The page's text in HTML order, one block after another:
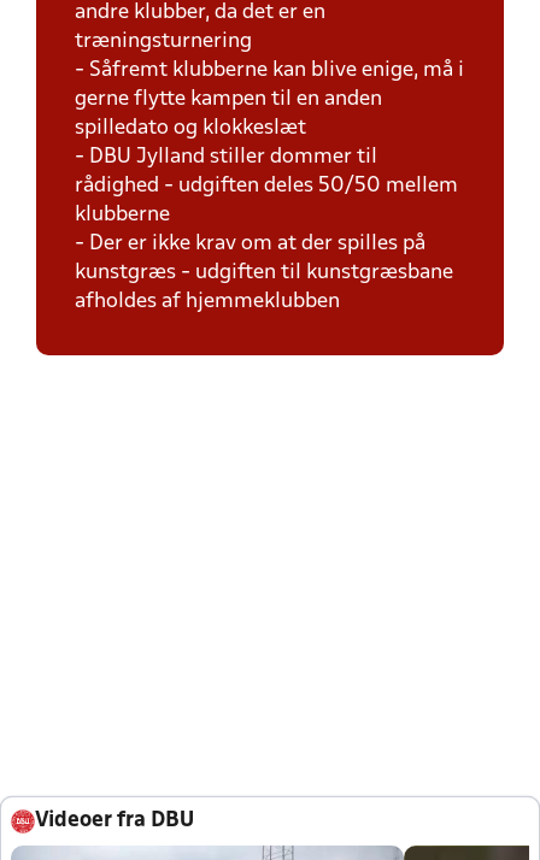
andre klubber, da det er en
træningsturnering
- Såfremt klubberne kan blive enige, må i
gerne flytte kampen til en anden
spilledato og klokkeslæt
- DBU Jylland stiller dommer til
rådighed - udgiften deles 50/50 mellem
klubberne
- Der er ikke krav om at der spilles på
kunstgræs - udgiften til kunstgræsbane
afholdes af hjemmeklubben
Videoer fra DBU